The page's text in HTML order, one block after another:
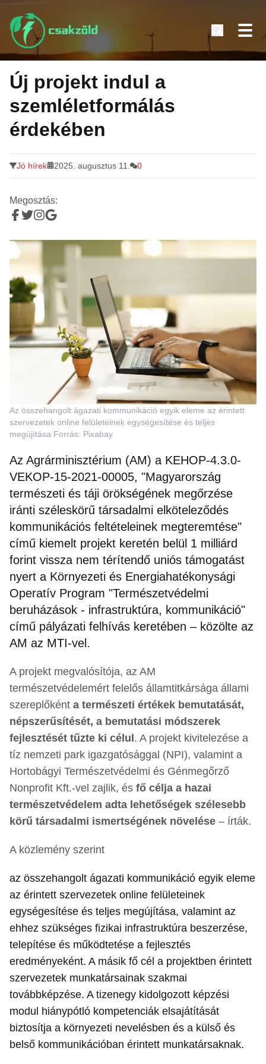
Tovább
tartalomra
Új projekt indul a
szemléletformálás
érdekében
Jó hírek 2025. augusztus 11. 0
Megosztás:
Az összehangolt ágazati kommunikáció egyik eleme az érintett
szervezetek online felületeinek egységesítése és teljes
megújítása Forrás: Pixabay
Az Agrárminisztérium (AM) a KEHOP-4.3.0-
VEKOP-15-2021-00005, "Magyarország
természeti és táji örökségének megőrzése
iránti széleskörű társadalmi elköteleződés
kommunikációs feltételeinek megteremtése"
című kiemelt projekt keretén belül 1 milliárd
forint vissza nem térítendő uniós támogatást
nyert a Környezeti és Energiahatékonysági
Operatív Program "Természetvédelmi
beruházások - infrastruktúra, kommunikáció"
című pályázati felhívás keretében – közölte az
AM az MTI-vel.
A projekt megvalósítója, az AM
természetvédelemért felelős államtitkársága állami
szereplőként a természeti értékek bemutatását,
népszerűsítését, a bemutatási módszerek
fejlesztését tűzte ki célul . A projekt kivitelezése a
tíz nemzeti park igazgatósággal (NPI), valamint a
Hortobágyi Természetvédelmi és Génmegőrző
Nonprofit Kft.-vel zajlik, és fő célja a hazai
természetvédelem adta lehetőségek szélesebb
körű társadalmi ismertségének növelése – írták.
A közlemény szerint
az összehangolt ágazati kommunikáció egyik eleme
az érintett szervezetek online felületeinek
egységesítése és teljes megújítása, valamint az
ehhez szükséges fizikai infrastruktúra beszerzése,
telepítése és működtetése a fejlesztés
eredményeként. A másik fő cél a projektben érintett
szervezetek munkatársainak szakmai
továbbképzése. A tizenegy kidolgozott képzési
modul hiánypótló kompetenciák elsajátítását
biztosítja a környezeti nevelésben és a külső és
belső kommunikációban érintett munkatársaknak.